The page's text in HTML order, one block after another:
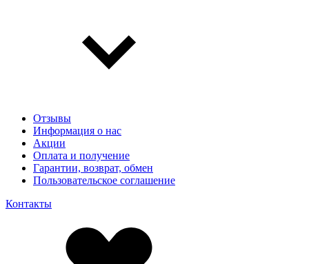
Отзывы
Информация о нас
Акции
Оплата и получение
Гарантии, возврат, обмен
Пользовательское соглашение
Контакты